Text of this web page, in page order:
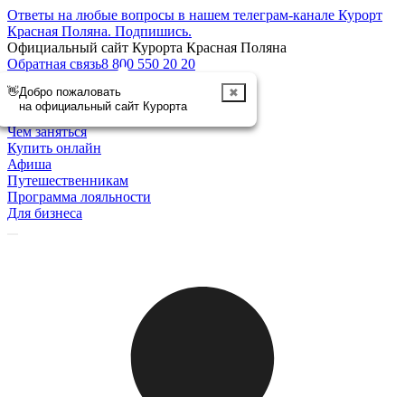
Ответы на любые вопросы в нашем телеграм-канале Курорт
Красная Поляна. Подпишись.
Официальный сайт Курорта Красная Поляна
Обратная связь8 800 550 20 20
👋Добро пожаловать
на официальный сайт Курорта
✖
Отменить
Курорт
Чем заняться
Купить онлайн
Афиша
Путешественникам
Программа лояльности
Для бизнеса